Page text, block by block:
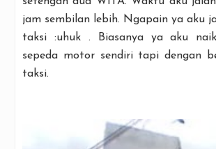
jam sembilan lebih. Ngapain ya aku
taksi :uhuk . Biasanya ya aku
sepeda motor sendiri tapi dengan
taksi.